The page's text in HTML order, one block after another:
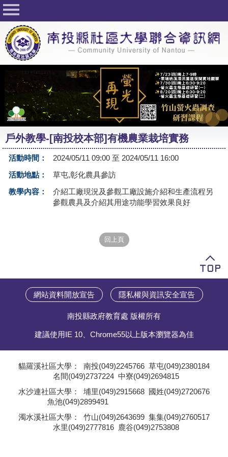
回首頁
關於社大
公佈欄
行事曆
最新活動
活動花絮
課程一覽表
志工與社團
評委專區
戶外教學-[南投校本部]有機農業栽培實務
活動時間：
2024/05/11 09:00 至 2024/05/11 16:00
活動地點：
草屯,彰化農具參訪
教學內容：
介紹工廠現況及參觀工廠設施介紹和生產流程另
參觀農具及介紹其用途功能學習效果良好
網站資料開放宣告 隱私權與資訊安全宣告
南投縣政府教育處 版權所有
建議使用IE 10、Chrome55以上版本瀏覽器為佳
貓羅溪社區大學： 南投(049)2245766 草屯(049)2380184
名間(049)2737224 中寮(049)2694815
水沙連社區大學： 埔里(049)2915668 國姓(049)2720676
魚池(049)2899491
濁水溪社區大學： 竹山(049)2643699 集集(049)2760517
水里(049)2777816 鹿谷(049)2753808